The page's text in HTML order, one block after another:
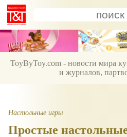
ToyByToy.com - новости мира
и журналов,
Настольные игры
Простые